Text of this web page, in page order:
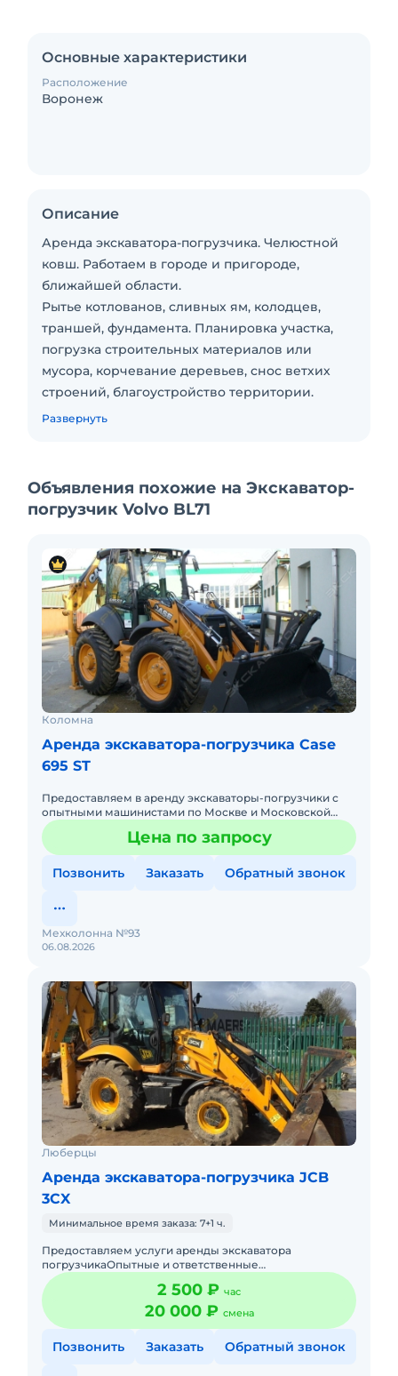
Основные характеристики
Расположение
Воронеж
Описание
Аренда экскаватора-погрузчика. Челюстной
ковш. Работаем в городе и пригороде,
ближайшей области.
Рытье котлованов, сливных ям, колодцев,
траншей, фундамента. Планировка участка,
погрузка строительных материалов или
мусора, корчевание деревьев, снос ветхих
строений, благоустройство территории.
Так же через нас можно заказать самосвалы
Развернуть
Объявления похожие на Экскаватор-
погрузчик Volvo BL71
Коломна
Аренда экскаватора-погрузчика Case
695 ST
Предоставляем в аренду экскаваторы-погрузчики с
опытными машинистами по Москве и Московской
области. Любой вид аренды. Долгосрочный,
краткосрочный (почасовой, п
Цена по запросу
Позвонить Заказать Обратный звонок
06.08.2026
Мехколонна №93
Люберцы
Аренда экскаватора-погрузчика JCB
3CX
Минимальное время заказа: 7+1 ч.
Предоставляем услуги аренды экскаватора
погрузчикаОпытные и ответственные
машинистыРаботаем без
выходных,круглосуточноПодача в день заказа.Пакет
отчетных докуме
2 500 ₽ час
20 000 ₽ смена
Позвонить Заказать Обратный звонок